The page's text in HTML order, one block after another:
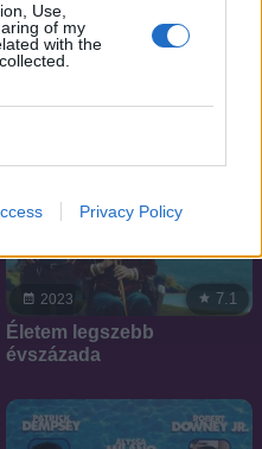
Use,
of my
with the
Privacy Policy
2023 7.1
Életem legszebb
évszázada